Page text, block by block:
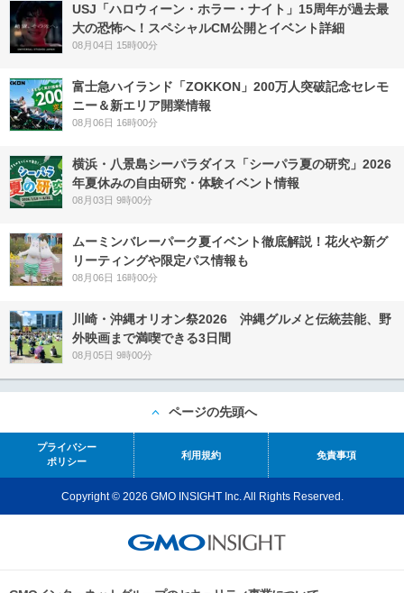
USJ「ハロウィーン・ホラー・ナイト」15周年が過去最
大の恐怖へ！スペシャルCM公開とイベント詳細
08月04日 15時00分
富士急ハイランド「ZOKKON」200万人突破記念セレモ
ニー＆新エリア開業情報
08月06日 16時00分
横浜・八景島シーパラダイス「シーパラ夏の研究」2026
年夏休みの自由研究・体験イベント情報
08月03日 9時00分
ムーミンバレーパーク夏イベント徹底解説！花火や新グ
リーティングや限定パス情報も
08月06日 16時00分
川崎・沖縄オリオン祭2026 沖縄グルメと伝統芸能、野
外映画まで満喫できる3日間
08月05日 9時00分
ページの先頭へ
プライバシー
ポリシー
利用規約 免責事項
Copyright © 2026 GMO INSIGHT Inc. All Rights Reserved.